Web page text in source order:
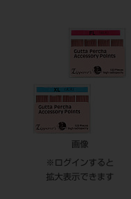
画像
※ログインすると
拡大表示できます